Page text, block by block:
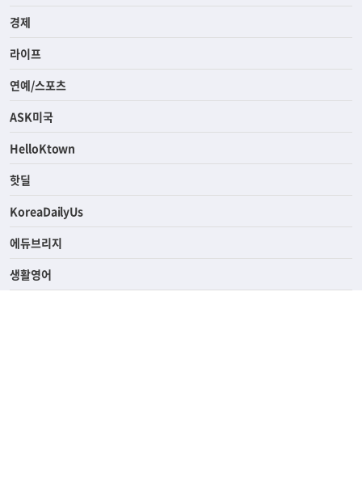
경제
라이프
연예/스포츠
ASK미국
HelloKtown
핫딜
KoreaDailyUs
에듀브리지
생활영어